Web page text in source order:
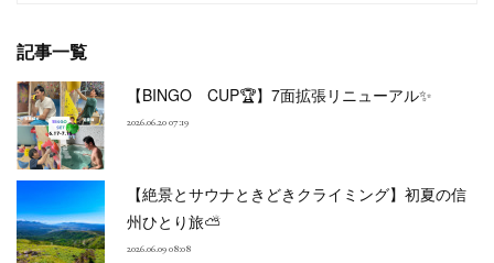
記事一覧
【BINGO CUP🏆】7面拡張リニューアル✨
2026.06.20 07:19
【絶景とサウナときどきクライミング】初夏の信
州ひとり旅⛅
2026.06.09 08:08